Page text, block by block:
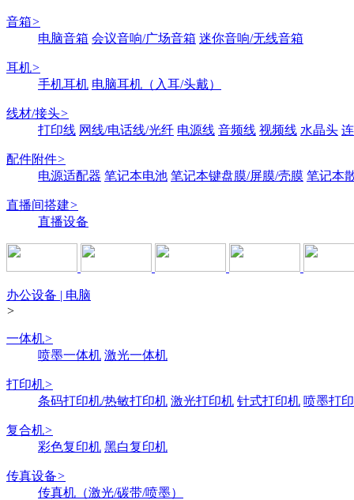
音箱>
电脑音箱 会议音响/广场音箱 迷你音响/无线音箱
耳机>
手机耳机 电脑耳机（入耳/头戴）
线材/接头>
打印线 网线/电话线/光纤 电源线 音频线 视频线 水晶头
配件附件>
电源适配器 笔记本电池 笔记本键盘膜/屏膜/壳膜 笔记本
直播间搭建>
直播设备
办公设备 | 电脑
>
一体机>
喷墨一体机 激光一体机
打印机>
条码打印机/热敏打印机 激光打印机 针式打印机 喷墨打
复合机>
彩色复印机 黑白复印机
传真设备>
传真机（激光/碳带/喷墨）